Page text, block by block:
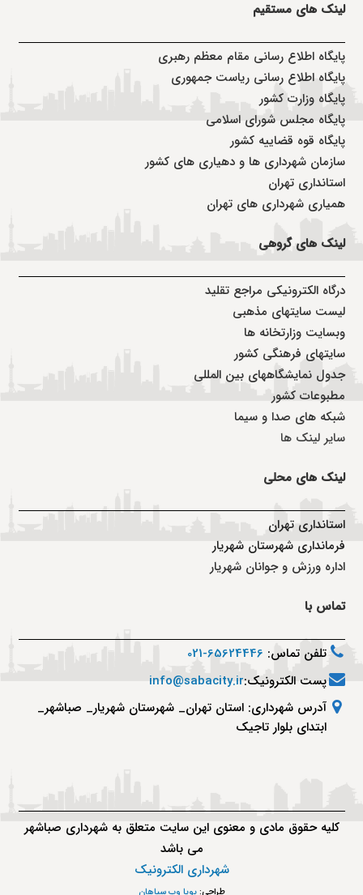
لینک های مستقیم
پایگاه اطلاع رسانی مقام معظم رهبری
پایگاه اطلاع رسانی ریاست جمهوری
پایگاه وزارت کشور
پایگاه مجلس شورای اسلامی
پایگاه قوه قضاییه کشور
سازمان شهرداری ها و دهیاری های کشور
استانداری تهران
همیاری شهرداری های تهران
لینک های گروهی
درگاه الکترونیکی مراجع تقلید
لیست سایتهای مذهبی
وبسایت وزارتخانه ها
سایتهای فرهنگی کشور
جدول نمایشگاههای بین المللی
مطبوعات کشور
شبکه های صدا و سیما
سایر لینک ها
لینک های محلی
استانداری تهران
فرمانداری شهرستان شهریار
اداره ورزش و جوانان شهریار
تماس با
تلفن تماس: 65624446-021
پست الکترونیک:info@sabacity.ir
آدرس شهرداری: استان تهران_ شهرستان شهریار_ صباشهر_
ابتدای بلوار تاجیک
کلیه حقوق مادی و معنوی این سایت متعلق به شهرداری صباشهر
می باشد
شهرداری الکترونیک
طراحی:پویا وب سپاهان